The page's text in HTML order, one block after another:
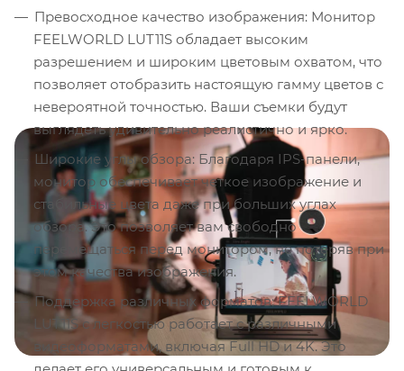
Превосходное качество изображения: Монитор
FEELWORLD LUT11S обладает высоким
разрешением и широким цветовым охватом, что
позволяет отобразить настоящую гамму цветов с
невероятной точностью. Ваши съемки будут
выглядеть удивительно реалистично и ярко.
Широкие углы обзора: Благодаря IPS-панели,
монитор обеспечивает четкое изображение и
стабильные цвета даже при больших углах
обзора. Это позволяет вам свободно
перемещаться перед монитором, не потеряв при
этом качества изображения.
Поддержка различных форматов: FEELWORLD
LUT11S с легкостью работает с различными
видеоформатами, включая Full HD и 4K. Это